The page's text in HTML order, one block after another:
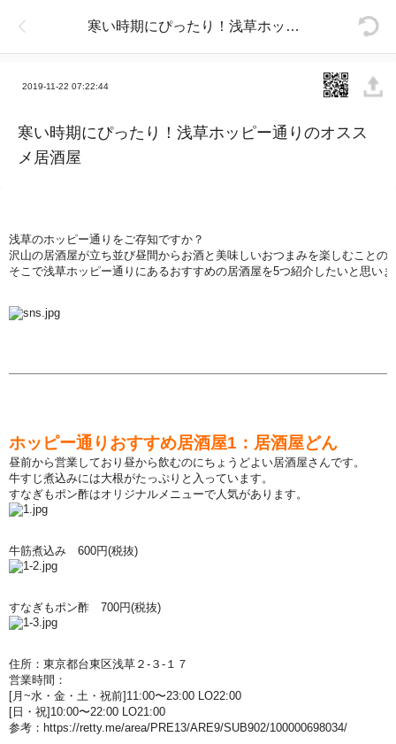
寒い時期にぴったり！浅草ホッピー通りのオススメ居酒屋
2019-11-22 07:22:44
寒い時期にぴったり！浅草ホッピー通りのオスス
メ居酒屋
浅草のホッピー通りをご存知ですか？
沢 山の居酒屋が立ち並び昼間からお酒と美味しいおつまみを楽 しむことの
そこで浅草ホッピー通りにあるおすすめの居酒屋を5つ紹介したいと思い
ホッピー通りおすすめ居酒屋1 ：居酒屋どん
昼前から営業しており 昼から飲むのにちょうどよい居酒屋さんです。
牛すじ煮込みには大根がたっぷりと入っています。
すなぎもポン酢はオリジナルメニュ ーで人気があります。
牛筋煮込み 600円(税抜)
すなぎもポン酢 700円(税抜)
住所：東京都台東区浅草２-３-１７
営業時間：
[月 ~水 ・ 金 ・ 土 ・ 祝前]11:00〜23:00 LO22:00
[ 日 ・ 祝]10:00〜22:00 LO21:00
参考： https://retty.me/area/PRE13/ARE9/SUB902/100000698034/